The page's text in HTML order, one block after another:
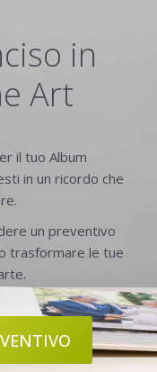
in
Art
il tuo Album
in un ricordo che
un preventivo
trasformare le tue